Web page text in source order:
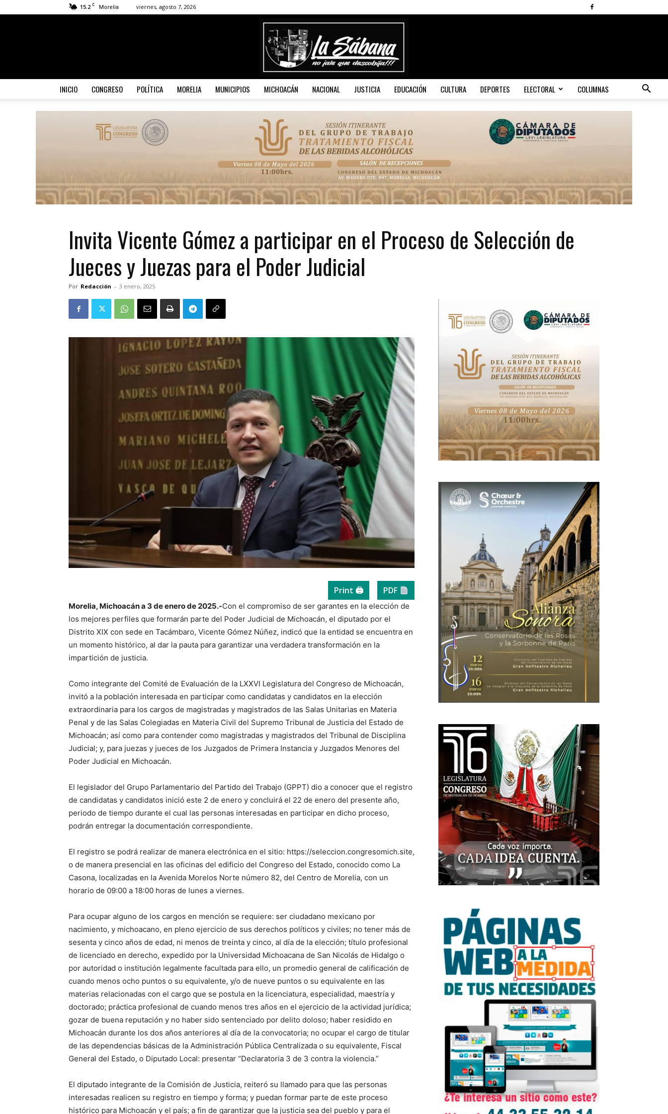
15.2 C Morelia viernes, agosto 7, 2026
Sábana
INICIO CONGRESO POLÍTICA MORELIA MUNICIPIOS MICHOACÁN NACIONAL JUSTICIA EDUCACIÓN CULTURA DEPORTES ELECTORAL COLUMNAS
Invita Vicente Gómez a participar en el Proceso de Selección de
Jueces y Juezas para el Poder Judicial
Por Redacción - 3 enero, 2025
Print 🖨 PDF
Morelia, Michoacán a 3 de enero de 2025.-Con el compromiso de ser garantes en la elección de
los mejores perfiles que formarán parte del Poder Judicial de Michoacán, el diputado por el
Distrito XIX con sede en Tacámbaro, Vicente Gómez Núñez, indicó que la entidad se encuentra en
un momento histórico, al dar la pauta para garantizar una verdadera transformación en la
impartición de justicia.
Como integrante del Comité de Evaluación de la LXXVI Legislatura del Congreso de Michoacán,
invitó a la población interesada en participar como candidatas y candidatos en la elección
extraordinaria para los cargos de magistradas y magistrados de las Salas Unitarias en Materia
Penal y de las Salas Colegiadas en Materia Civil del Supremo Tribunal de Justicia del Estado de
Michoacán; así como para contender como magistradas y magistrados del Tribunal de Disciplina
Judicial; y, para juezas y jueces de los Juzgados de Primera Instancia y Juzgados Menores del
Poder Judicial en Michoacán.
El legislador del Grupo Parlamentario del Partido del Trabajo (GPPT) dio a conocer que el registro
de candidatas y candidatos inició este 2 de enero y concluirá el 22 de enero del presente año,
periodo de tiempo durante el cual las personas interesadas en participar en dicho proceso,
podrán entregar la documentación correspondiente.
El registro se podrá realizar de manera electrónica en el sitio: https://seleccion.congresomich.site,
o de manera presencial en las oficinas del edificio del Congreso del Estado, conocido como La
Casona, localizadas en la Avenida Morelos Norte número 82, del Centro de Morelia, con un
horario de 09:00 a 18:00 horas de lunes a viernes.
Para ocupar alguno de los cargos en mención se requiere: ser ciudadano mexicano por
nacimiento, y michoacano, en pleno ejercicio de sus derechos políticos y civiles; no tener más de
sesenta y cinco años de edad, ni menos de treinta y cinco, al día de la elección; título profesional
de licenciado en derecho, expedido por la Universidad Michoacana de San Nicolás de Hidalgo o
por autoridad o institución legalmente facultada para ello, un promedio general de calificación de
cuando menos ocho puntos o su equivalente, y/o de nueve puntos o su equivalente en las
materias relacionadas con el cargo que se postula en la licenciatura, especialidad, maestría y
doctorado; práctica profesional de cuando menos tres años en el ejercicio de la actividad jurídica;
gozar de buena reputación y no haber sido sentenciado por delito doloso; haber residido en
Michoacán durante los dos años anteriores al día de la convocatoria; no ocupar el cargo de titular
de las dependencias básicas de la Administración Pública Centralizada o su equivalente, Fiscal
General del Estado, o Diputado Local: presentar “Declaratoria 3 de 3 contra la violencia.”
El diputado integrante de la Comisión de Justicia, reiteró su llamado para que las personas
interesadas realicen su registro en tiempo y forma; y puedan formar parte de este proceso
histórico para Michoacán y el país; a fin de garantizar que la justicia sea del pueblo y para el